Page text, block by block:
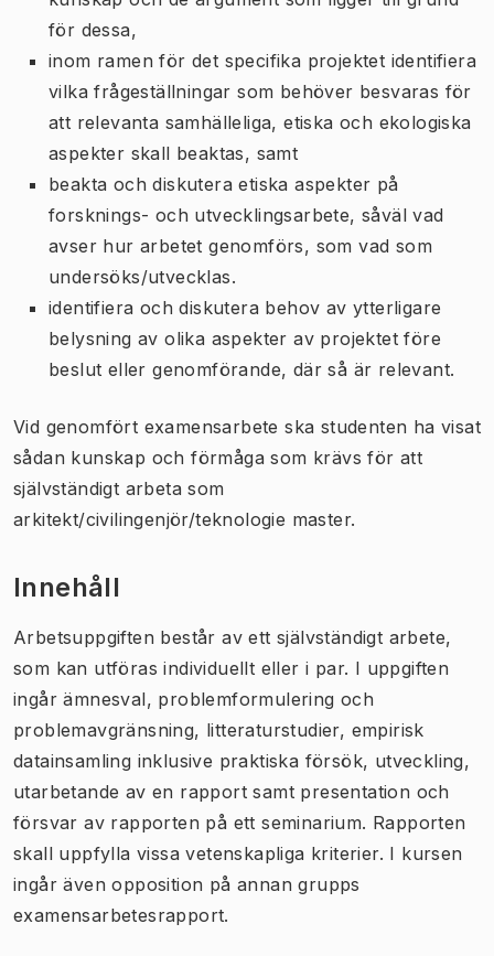
för dessa,
inom ramen för det specifika projektet identifiera
vilka frågeställningar som behöver besvaras för
att relevanta samhälleliga, etiska och ekologiska
aspekter skall beaktas, samt
beakta och diskutera etiska aspekter på
forsknings- och utvecklingsarbete, såväl vad
avser hur arbetet genomförs, som vad som
undersöks/utvecklas.
identifiera och diskutera behov av ytterligare
belysning av olika aspekter av projektet före
beslut eller genomförande, där så är relevant.
Vid genomfört examensarbete ska studenten ha visat
sådan kunskap och förmåga som krävs för att
självständigt arbeta som
arkitekt/civilingenjör/teknologie master.
Innehåll
Arbetsuppgiften består av ett självständigt arbete,
som kan utföras individuellt eller i par. I uppgiften
ingår ämnesval, problemformulering och
problemavgränsning, litteraturstudier, empirisk
datainsamling inklusive praktiska försök, utveckling,
utarbetande av en rapport samt presentation och
försvar av rapporten på ett seminarium. Rapporten
skall uppfylla vissa vetenskapliga kriterier. I kursen
ingår även opposition på annan grupps
examensarbetesrapport.